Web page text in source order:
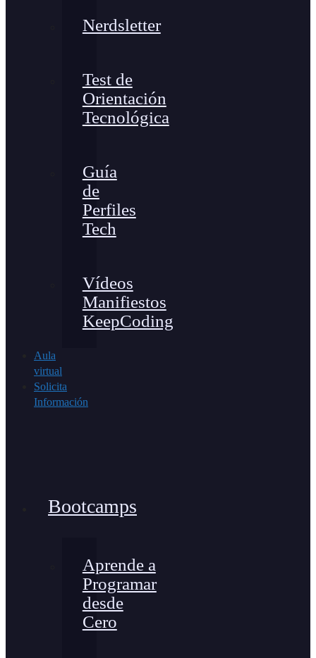
Nerdsletter
Test de
Orientación
Tecnológica
Guía
de
Perfiles
Tech
Vídeos
Manifiestos
KeepCoding
Aula
virtual
Solicita
Información
Bootcamps
Aprende a
Programar
desde
Cero